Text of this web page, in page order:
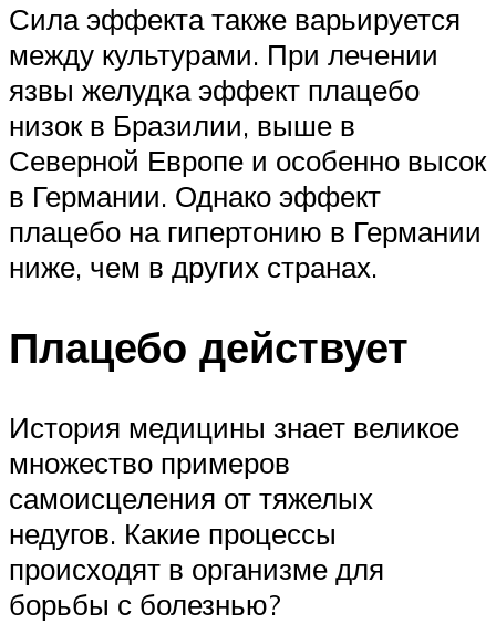
Сила эффекта также варьируется
между культурами. При лечении
язвы желудка эффект плацебо
низок в Бразилии, выше в
Северной Европе и особенно высок
в Германии. Однако эффект
плацебо на гипертонию в Германии
ниже, чем в других странах.
Плацебо действует
История медицины знает великое
множество примеров
самоисцеления от тяжелых
недугов. Какие процессы
происходят в организме для
борьбы с болезнью?